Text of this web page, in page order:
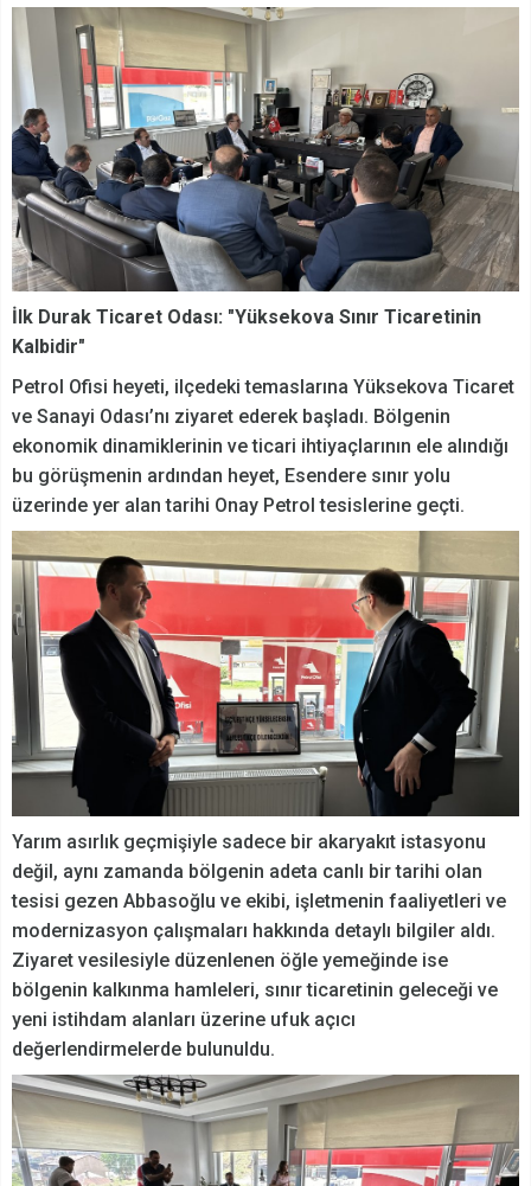
İlk Durak Ticaret Odası: "Yüksekova Sınır Ticaretinin
Kalbidir"
Petrol Ofisi heyeti, ilçedeki temaslarına Yüksekova Ticaret
ve Sanayi Odası’nı ziyaret ederek başladı. Bölgenin
ekonomik dinamiklerinin ve ticari ihtiyaçlarının ele alındığı
bu görüşmenin ardından heyet, Esendere sınır yolu
üzerinde yer alan tarihi Onay Petrol tesislerine geçti.
Yarım asırlık geçmişiyle sadece bir akaryakıt istasyonu
değil, aynı zamanda bölgenin adeta canlı bir tarihi olan
tesisi gezen Abbasoğlu ve ekibi, işletmenin faaliyetleri ve
modernizasyon çalışmaları hakkında detaylı bilgiler aldı.
Ziyaret vesilesiyle düzenlenen öğle yemeğinde ise
bölgenin kalkınma hamleleri, sınır ticaretinin geleceği ve
yeni istihdam alanları üzerine ufuk açıcı
değerlendirmelerde bulunuldu.